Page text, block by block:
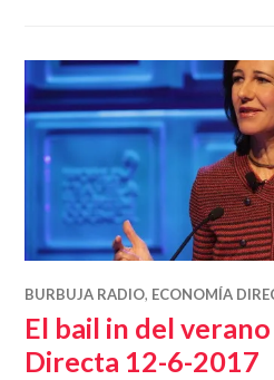
BURBUJA RADIO, ECONOMÍA
El bail in del
Directa 12-6-2017